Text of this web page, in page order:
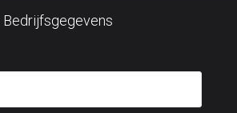
Bedrijfsgegevens